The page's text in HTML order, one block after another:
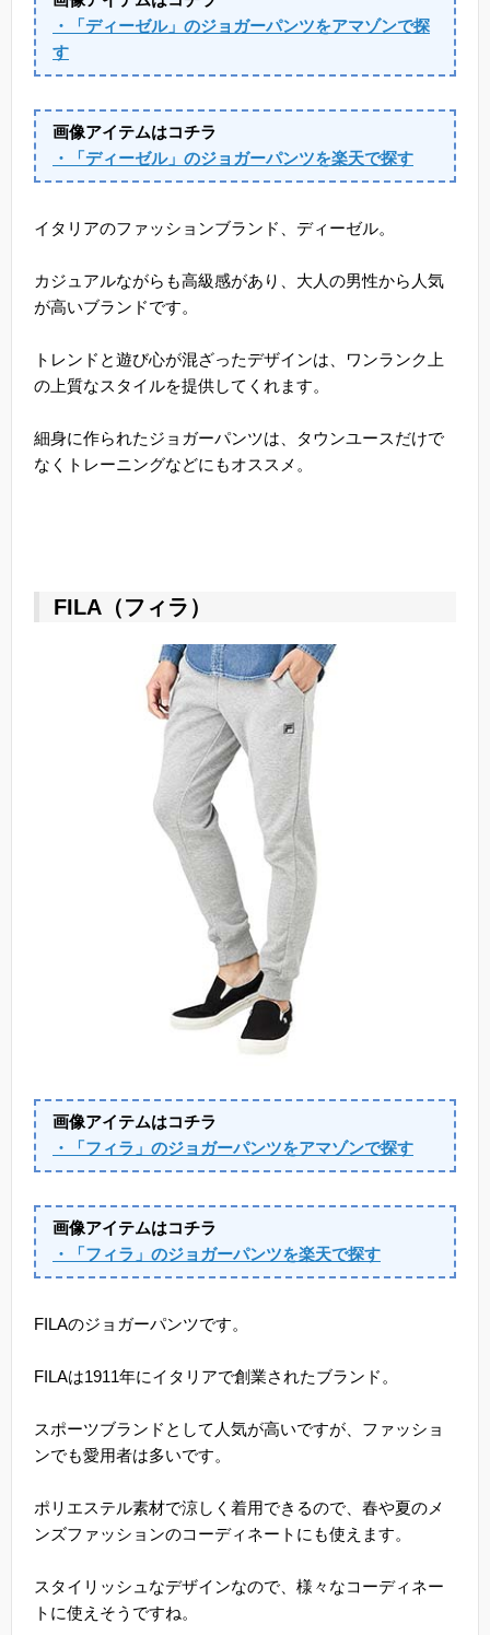
・「ディーゼル」のジョガーパンツをアマゾンで探
す
画像アイテムはコチラ
・「ディーゼル」のジョガーパンツを楽天で探す
イタリアのファッションブランド、ディーゼル。
カジュアルながらも高級感があり、大人の男性から人気
が高いブランドです。
トレンドと遊び心が混ざったデザインは、ワンランク上
の上質なスタイルを提供してくれます。
細身に作られたジョガーパンツは、タウンユースだけで
なくトレーニングなどにもオススメ。
FILA（フィラ）
画像アイテムはコチラ
・「フィラ」のジョガーパンツをアマゾンで探す
画像アイテムはコチラ
・「フィラ」のジョガーパンツを楽天で探す
FILAのジョガーパンツです。
FILAは1911年にイタリアで創業されたブランド。
スポーツブランドとして人気が高いですが、ファッショ
ンでも愛用者は多いです。
ポリエステル素材で涼しく着用できるので、春や夏のメ
ンズファッションのコーディネートにも使えます。
スタイリッシュなデザインなので、様々なコーディネー
トに使えそうですね。